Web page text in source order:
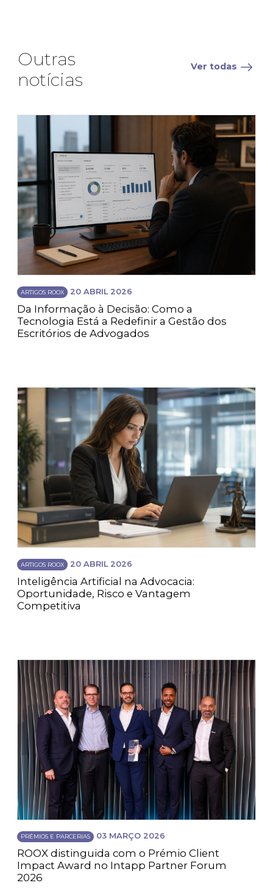
Outras
notícias
Ver todas
ARTIGOS ROOX 20 ABRIL 2026
Da Informação à Decisão: Como a
Tecnologia Está a Redefinir a Gestão dos
Escritórios de Advogados
ARTIGOS ROOX 20 ABRIL 2026
Inteligência Artificial na Advocacia:
Oportunidade, Risco e Vantagem
Competitiva
PRÉMIOS E PARCERIAS 03 MARÇO 2026
ROOX distinguida com o Prémio Client
Impact Award no Intapp Partner Forum
2026